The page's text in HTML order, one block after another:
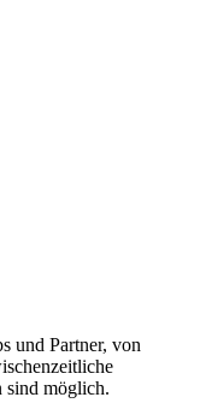
und Partner, von
sind möglich.